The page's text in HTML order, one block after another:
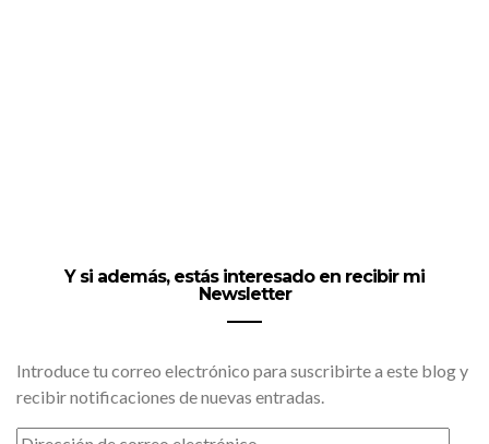
Y si además, estás interesado en recibir mi
Newsletter
Introduce tu correo electrónico para suscribirte a este blog y
recibir notificaciones de nuevas entradas.
DIRECCIÓN